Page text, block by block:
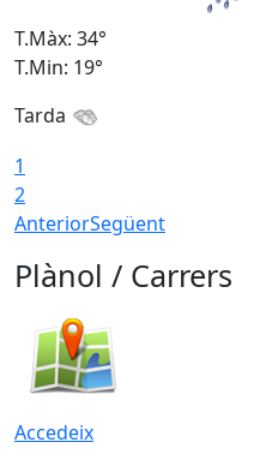
T.Màx: 34°
T.Min: 19°
Tarda
1
2
AnteriorSegüent
Plànol / Carrers
Accedeix